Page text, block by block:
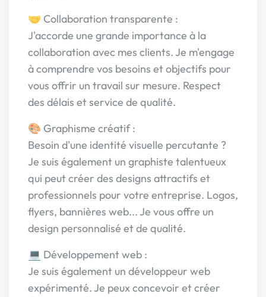
🤝 Collaboration transparente :
J'accorde une grande importance à la
collaboration avec mes clients. Je m'engage
à comprendre vos besoins et objectifs pour
vous offrir un travail sur mesure. Respect
des délais et service de qualité.
🎨 Graphisme créatif :
Besoin d'une identité visuelle percutante ?
Je suis également un graphiste talentueux
qui peut créer des designs attractifs et
professionnels pour votre entreprise. Logos,
flyers, bannières web... Je vous offre un
design personnalisé et de qualité.
💻 Développement web :
Je suis également un développeur web
expérimenté. Je peux concevoir et créer